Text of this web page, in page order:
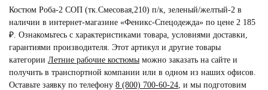
Костюм Роба-2 СОП (тк.Смесовая,210) п/к, зеленый/желтый-2 в
наличии в интернет-магазине «Феникс-Спецодежда» по цене 2 185
₽. Ознакомьтесь с характеристиками товара, условиями доставки,
гарантиями производителя. Этот артикул и другие товары
категории Летние рабочие костюмы можно заказать на сайте и
получить в транспортной компании или в одном из наших офисов.
Оставьте заявку по телефону 8 (800) 700-60-24 и мы подготовим